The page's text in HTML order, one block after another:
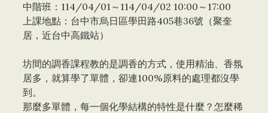
中階班：114/04/01～114/04/02 10:00～17:00
上課地點：台中市烏日區學田路405巷36號（聚奎
居，近台中高鐵站）
坊間的調香課程教的是調香的方式，使用精油、香氛
居多，就算學了單體，卻連100%原料的處理都沒學
到。
那麼多單體，每一個化學結構的特性是什麼？怎麼稀